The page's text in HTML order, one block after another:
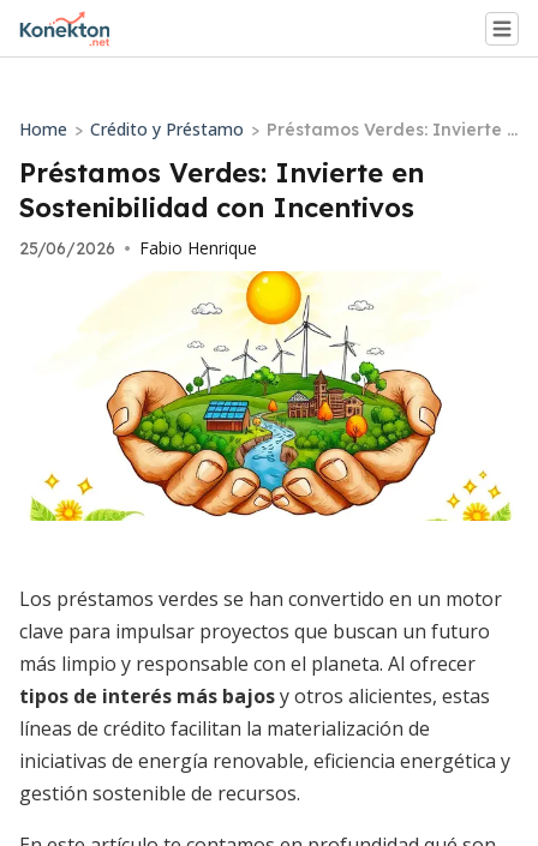
Home > Crédito y Préstamo > Préstamos Verdes: Invierte e
n Sostenibilidad con Incenti
vos
Préstamos Verdes: Invierte en
Sostenibilidad con Incentivos
25/06/2026 • Fabio Henrique
Los préstamos verdes se han convertido en un motor
clave para impulsar proyectos que buscan un futuro
más limpio y responsable con el planeta. Al ofrecer
tipos de interés más bajosy otros alicientes, estas
líneas de crédito facilitan la materialización de
iniciativas de energía renovable, eficiencia energética y
gestión sostenible de recursos.